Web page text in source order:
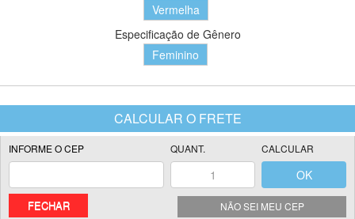
Vermelha
Especificação de Gênero
Feminino
NÃO SEI MEU CEP
FECHAR